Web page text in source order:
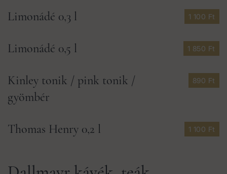
1 100 Ft
Limonádé 0,3 l
1 850 Ft
Limonádé 0,5 l
890 Ft
Kinley tonik / pink tonik /
gyömbér
1 100 Ft
Thomas Henry 0,2 l